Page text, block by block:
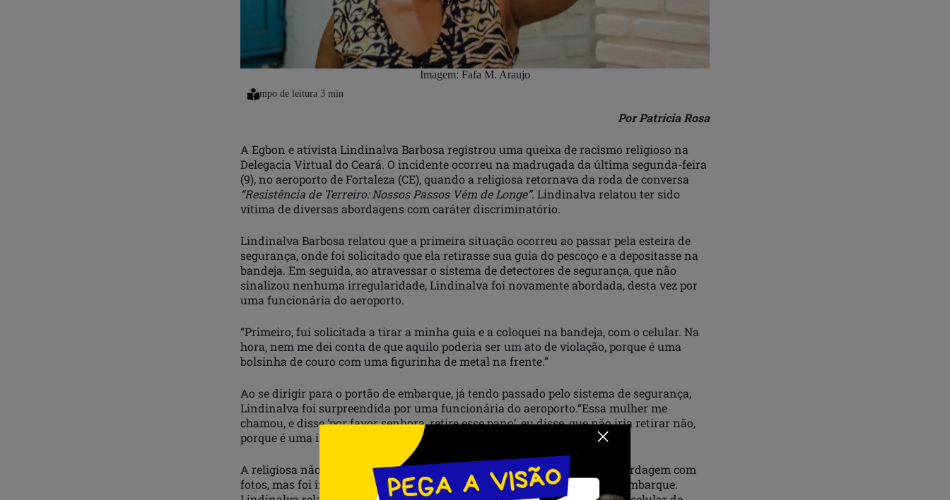
Imagem: Fafa M. Araujo
Por Patrícia Rosa
A Egbon e ativista Lindinalva Barbosa registrou uma queixa de racismo religioso na
Delegacia Virtual do Ceará. O incidente ocorreu na madrugada da última segunda-feira
(9), no aeroporto de Fortaleza (CE), quando a religiosa retornava da roda de conversa
“Resistência de Terreiro: Nossos Passos Vêm de Longe”. Lindinalva relatou ter sido
vítima de diversas abordagens com caráter discriminatório.
Lindinalva Barbosa relatou que a primeira situação ocorreu ao passar pela esteira de
segurança, onde foi solicitado que ela retirasse sua guia do pescoço e a depositasse na
bandeja. Em seguida, ao atravessar o sistema de detectores de segurança, que não
sinalizou nenhuma irregularidade, Lindinalva foi novamente abordada, desta vez por
uma funcionária do aeroporto.
“Primeiro, fui solicitada a tirar a minha guia e a coloquei na bandeja, com o celular. Na
hora, nem me dei conta de que aquilo poderia ser um ato de violação, porque é uma
bolsinha de couro com uma figurinha de metal na frente.”
Ao se dirigir para o portão de embarque, já tendo passado pelo sistema de segurança,
Lindinalva foi surpreendida por uma funcionária do aeroporto.“Essa mulher me
chamou, e disse ‘por favor senhora, retire esse pano’, eu disse, que não iria retirar não,
porque é uma indumentária sagrada da minha religião”, explicou.
A religiosa não tirou a indumentária, e em seguida tentou registrar a abordagem com
fotos, mas foi impedida de continuar fotografando por estar na área de embarque.